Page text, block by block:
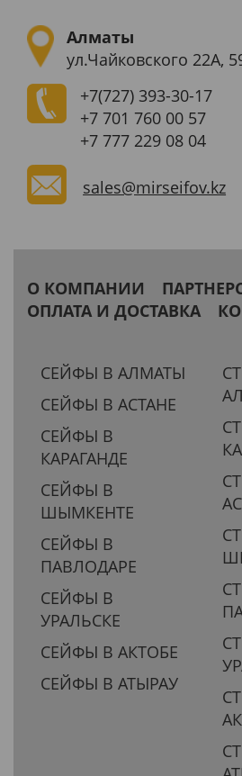
Алматы
ул.Чайковского 22А,
+7(727) 393-30-17
+7 701 760 00 57
+7 777 229 08 04
sales@mirseifov.kz
О КОМПАНИИ
ОПЛАТА И ДОСТАВКА
СЕЙФЫ В АЛМАТЫ
СЕЙФЫ В АСТАНЕ
СЕЙФЫ В
КАРАГАНДЕ
СЕЙФЫ В
ШЫМКЕНТЕ
СЕЙФЫ В
ПАВЛОДАРЕ
СЕЙФЫ В
УРАЛЬСКЕ
СЕЙФЫ В АКТОБЕ
СЕЙФЫ В АТЫРАУ